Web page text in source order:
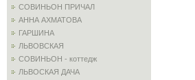
СОВИНЬОН ПРИЧАЛ
АННА АХМАТОВА
ГАРШИНА
ЛЬВОВСКАЯ
СОВИНЬОН - коттедж
ЛЬВОСКАЯ ДАЧА